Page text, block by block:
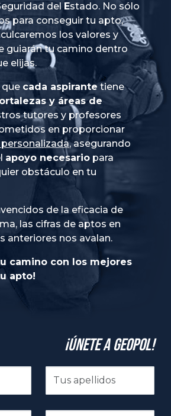
Seguridad del Estado. No sólo
para conseguir tu apto,
los valores y
guiarán tu camino dentro
elijas.
cada aspirante tiene
y áreas de
tutores y profesores
en proporcionar
, asegurando
apoyo necesario para
obstáculo en tu
de la eficacia de
las cifras de aptos en
anteriores nos avalan.
camino con los mejores
apto!
¡Únete a GeoPol!